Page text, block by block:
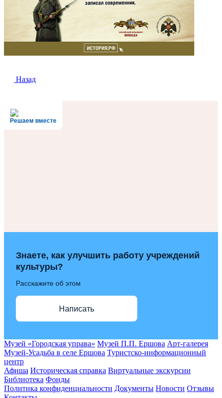
Назад
Решаем вместе
Знаете, как улучшить работу учреждений
культуры?
Расскажите об этом
Написать
Музей «Городская управа» Музей П.П. Ершова Арт-галерея
Музей-Усадьба в селе Ершова Туристско-информационный
центр
Афиша Историческая справка Виртуальные экскурсии
Библиотека Фонды
Политика конфиденциальности Документы Новости Отзывы